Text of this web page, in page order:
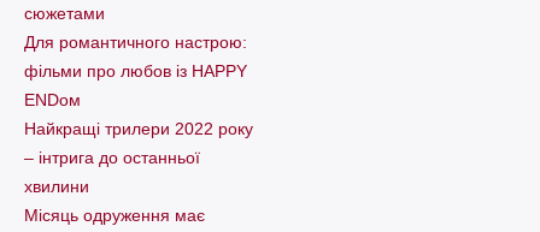
сюжетами
Для романтичного настрою:
фільми про любов із HAPPY
ENDом
Найкращі трилери 2022 року
– інтрига до останньої
хвилини
Місяць одруження має